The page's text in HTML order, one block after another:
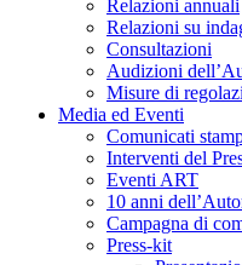
Relazioni annuali
Relazioni su
Consultazioni
Audizioni
Misure di
Media ed Eventi
Comunicati
Interventi del
Eventi ART
10 anni
Campagna di
Press-kit